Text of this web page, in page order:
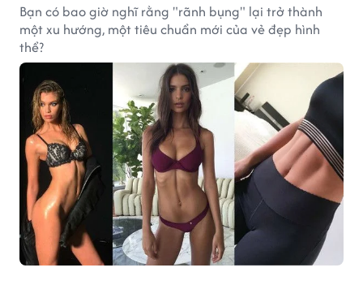
Bạn có bao giờ nghĩ rằng "rãnh bụng" lại trở thành
một xu hướng, một tiêu chuẩn mới của vẻ đẹp hình
thể?